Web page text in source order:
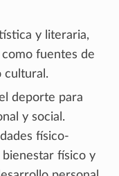
y literaria,
fuentes de
cultural.
deporte para
y social.
físico-
físico y